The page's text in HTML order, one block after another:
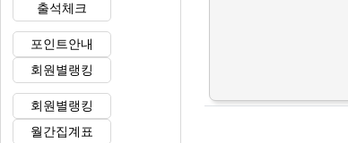
출석체크
포인트안내
회원별랭킹
회원별랭킹
월간집계표